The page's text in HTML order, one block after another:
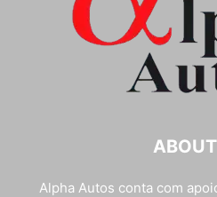
Alpha Autos conta com